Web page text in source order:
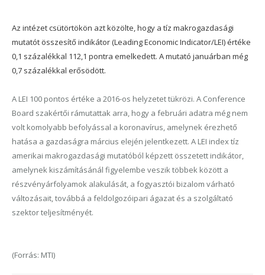
Az intézet csütörtökön azt közölte, hogy a tíz makrogazdasági
mutatót összesítő indikátor (Leading Economic Indicator/LEI) értéke
0,1 százalékkal 112,1 pontra emelkedett. A mutató januárban még
0,7 százalékkal erősödött.
A LEI 100 pontos értéke a 2016-os helyzetet tükrözi. A Conference
Board szakértői rámutattak arra, hogy a februári adatra még nem
volt komolyabb befolyással a koronavírus, amelynek érezhető
hatása a gazdaságra március elején jelentkezett. A LEI index tíz
amerikai makrogazdasági mutatóból képzett összetett indikátor,
amelynek kiszámításánál figyelembe veszik többek között a
részvényárfolyamok alakulását, a fogyasztói bizalom várható
változásait, továbbá a feldolgozóipari ágazat és a szolgáltató
szektor teljesítményét.
(Forrás: MTI)